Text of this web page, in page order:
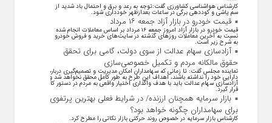
کارشناس هواشناسی کشاورزی گفت:توجه به رعد و برق و احتمال باد شدید از
سم پاشی و کوددهی برگی در ساعات بعدازظهر خودداری شود.
قیمت خودرو در بازار آزاد جمعه ۱۶ مرداد
قیمت خودرو در بازار آزاد امروز جمعه ۱۶ مرداد بر اساس معاملات انجام شده
نسبت به آخرین معاملات روز‌های گذشته در سایت‌های خرید و فروش خودرو
به شرح زیر است.
آزادسازی سهام عدالت از سوی دولت، گامی برای تحقق
حقوق مالکانه مردم و تکمیل خصوصی‌سازی
نماینده مجلس گفت: تا زمانی که سهامداران امکان مدیریت و تصمیم‌گیری درباره
دارایی خود را نداشته باشند، اهداف این طرح به طور کامل محقق نخواهد شد و
آزادسازی سهام عدالت باید با هدف واگذاری اختیار واقعی به مردم در دستور کار
قرار گیرد.
بازار سرمایه همچنان ارزنده/ در شرایط فعلی بهترین پرتفوی
برای سهامداران چگونه خواهد بود؟
کارشناس بازار سرمایه در خصوص روند حرکتی بازار نکاتی را مطرح کرد.